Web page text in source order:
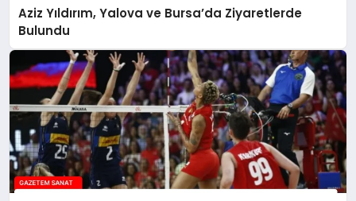
Aziz Yıldırım, Yalova ve Bursa’da Ziyaretlerde
Bulundu